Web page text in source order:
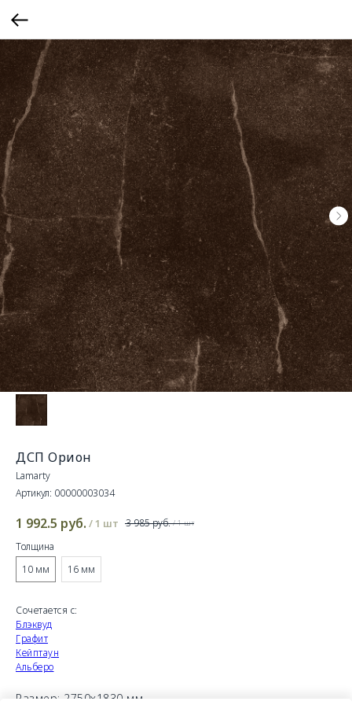
ДСП Орион
Lamarty
Артикул: 00000003034
1 992.5 руб. /1 шт 3 985руб. / 1 шт
Толщина
10 мм
16 мм
Сочетается с:
Блэквуд
Графит
Кейптаун
Альберо
Размер: 2750х1830 мм